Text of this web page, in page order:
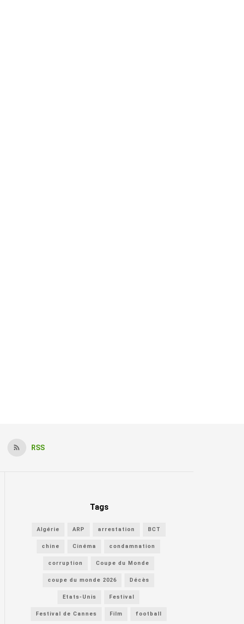
RSS
Tags
Algérie ARP arrestation BCT
chine Cinéma condamnation
corruption Coupe du Monde
coupe du monde 2026 Décès
Etats-Unis Festival
Festival de Cannes Film football